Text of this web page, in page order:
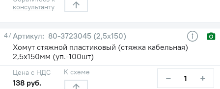
консультанту
47
80-3723045 (2,5х150)
Хомут стяжной пластиковый (стяжка кабельная)
2,5х150мм (уп.-100шт)
Цена с НДС
138 руб.
К схеме − +